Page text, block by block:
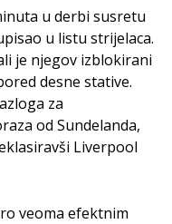
u derbi susretu
u listu strijelaca.
je njegov izblokirani
desne stative.
za
od Sundelanda,
Liverpool
veoma efektnim